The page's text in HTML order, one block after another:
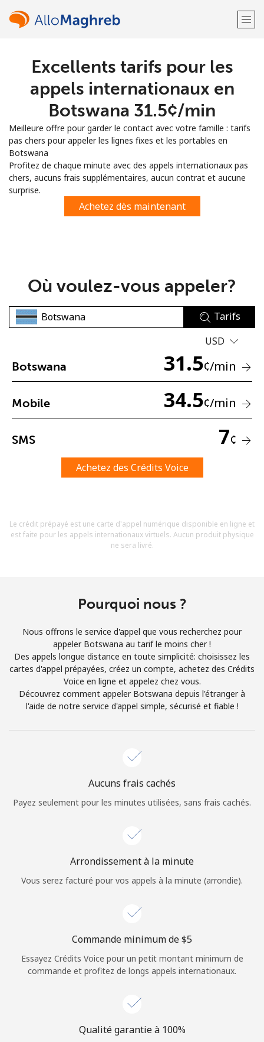
Bienvenue!
Vous avez déjà un compte?
S'enregistrer avec
ou
Aucun mot de passe créé
Un numéro
En créant un compte sur ce site, j'accepte les présentes
Conditions générales.
Bonjour!
Identifiez-vous ouINSCRIVEZ-VOUS →
Login
ou
Continue avec
Excellents tarifs pour les
appels internationaux en
Botswana ⁦31.5¢⁩/min
Meilleure offre pour garder le contact avec votre famille : tarifs
pas chers pour appeler les lignes fixes et les portables en
Botswana
Profitez de chaque minute avec des appels internationaux pas
chers, aucuns frais supplémentaires, aucun contrat et aucune
surprise.
Achetez dès maintenant
Où voulez-vous appeler?
Tarifs
USD
Botswana 31.5¢/min
Mobile 34.5¢/min
SMS 7¢
Achetez des Crédits Voice
Le crédit prépayé est une carte d'appel numérique disponible en ligne et
est faite pour les appels internationaux virtuels. Aucun produit physique
ne sera livré.
Pourquoi nous ?
Nous offrons le service d'appel que vous recherchez pour
appeler Botswana au tarif le moins cher !
Des appels longue distance en toute simplicité: choisissez les
cartes d'appel prépayées, créez un compte, achetez des Crédits
Voice en ligne et appelez chez vous.
Découvrez comment appeler Botswana depuis l'étranger à
l'aide de notre service d'appel simple, sécurisé et fiable !
Aucuns frais cachés
Payez seulement pour les minutes utilisées, sans frais cachés.
Arrondissement à la minute
Vous serez facturé pour vos appels à la minute (arrondie).
Commande minimum de ⁦$5⁩
Essayez Crédits Voice pour un petit montant minimum de
commande et profitez de longs appels internationaux.
Qualité garantie à 100%